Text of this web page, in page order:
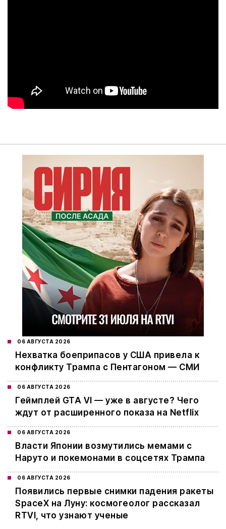
06 АВГУСТА 2026
Нехватка боеприпасов у США привела к
конфликту Трампа с Пентагоном — СМИ
06 АВГУСТА 2026
Геймплей GTA VI — уже в августе? Чего
ждут от расширенного показа на Netflix
06 АВГУСТА 2026
Власти Японии возмутились мемами с
Наруто и покемонами в соцсетях Трампа
06 АВГУСТА 2026
Появились первые снимки падения ракеты
SpaceX на Луну: космогеолог рассказал
RTVI, что узнают ученые